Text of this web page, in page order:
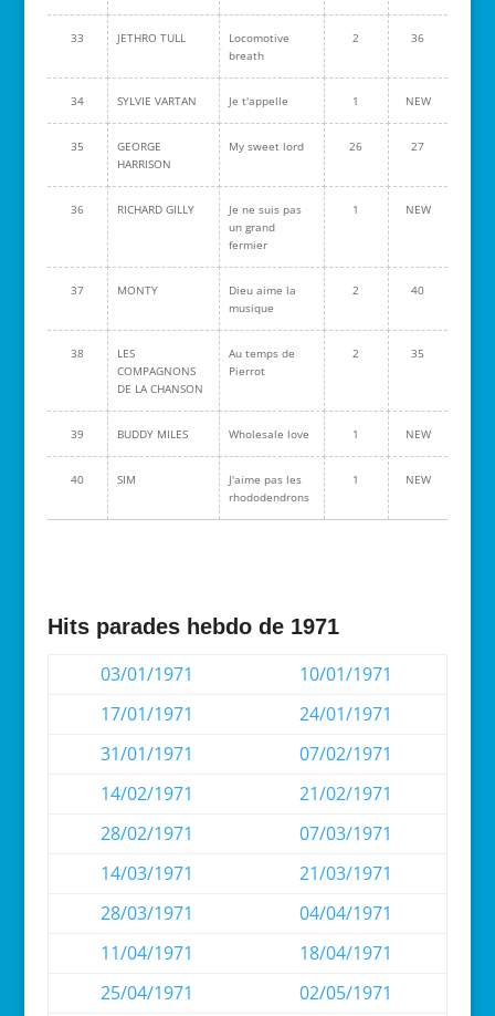
33 JETHRO TULL
Locomotive
breath
2 36
34 SYLVIE VARTAN Je t'appelle 1 NEW
35
GEORGE
HARRISON
My sweet lord 26 27
36 RICHARD GILLY
Je ne suis pas
un grand
fermier
1 NEW
37 MONTY
Dieu aime la
musique
2 40
38
LES
COMPAGNONS
DE LA CHANSON
Au temps de
Pierrot
2 35
39 BUDDY MILES Wholesale love 1 NEW
40 SIM
J'aime pas les
rhododendrons
1 NEW
Hits parades hebdo de 1971
03/01/1971
10/01/1971
17/01/1971
24/01/1971
31/01/1971
07/02/1971
14/02/1971
21/02/1971
28/02/1971
07/03/1971
14/03/1971
21/03/1971
28/03/1971
04/04/1971
11/04/1971
18/04/1971
25/04/1971
02/05/1971